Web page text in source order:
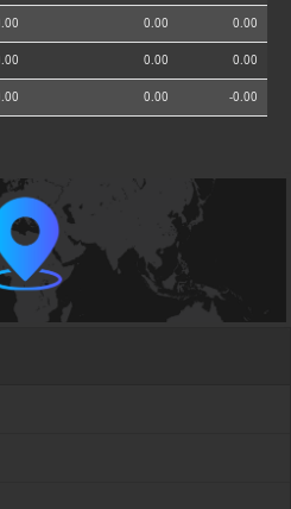
0.00 0.00
0.00 0.00
0.00 -0.00